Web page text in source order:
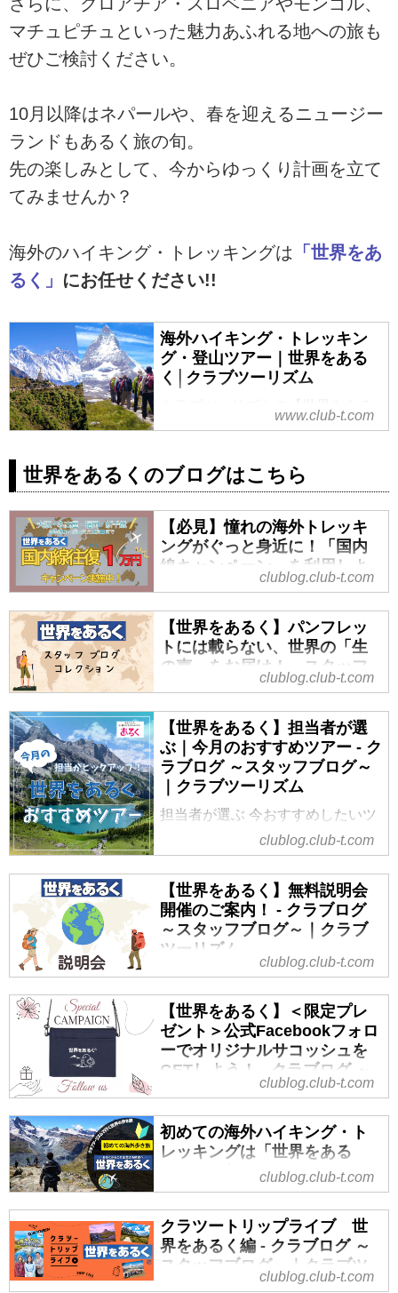
マチュピチュといった魅力あふれる地への旅も
ぜひご検討ください。
10月以降はネパールや、春を迎えるニュージー
ランドもあるく旅の旬。
先の楽しみとして、今からゆっくり計画を立て
てみませんか？
海外のハイキング・トレッキングは 「世界をあ
るく」 にお任せください!!
海外ハイキング・トレッキン
グ・登山ツアー｜世界をある
く│クラブツーリズム
の雄大な山々を一緒に歩いてみま
せんか？気軽なハイキングから、
山小屋泊まりの本格的トレッキン
グまで多数のプランをご用意して
おります
www.club-t.com
世界をあるくのブログはこちら
【必見】憧れの海外トレッキ
ングがぐっと身近に！「国内
線キャンペーン」を利用しよ
う！ - クラブログ ～スタッフ
「一生に一度は、自分の足でスイ
スの絶景を歩いてみたい」
「巡礼の道を辿って、スペインの
空気を感じたい」
そんな夢を抱きつつも、「でも、
うちは地方だから成田や羽田へ行
くまでの移動費も高くつくし、自
分で予約もしなくてはいけない
な…」と諦めていませんか？
実は今、クラブツーリズムの「世
界をあるく」では、首都圏以外に
お住まいの皆様にこそ知ってほし
いキャンペーンを実施中なんで
す！
海外ハイキング・トレッキング・
登山ツアー｜世界をあるく│クラブ
クラブツーリズムの【世界をある
く】海外ハイキン...
clublog.club-t.com
【世界をあるく】パンフレッ
トには載らない、世界の「生
の声」をお届け！～スタッフ
ブログ・コレクション～ - クラ
クラブツーリズム
いつもご覧いただきありがとうご
ざいます！“世界をあるく”担当の中
田です。
今回は「世界をあるく」スタッ
フ・添乗員が各地で出会った感動
を、一つの記事にまとめました。
肌で感じる現地の空気、心地よい
足音のリズム、そして目の前にド
ーンと広がる大迫力の絶景！
バスの車窓からでは見落としてし
まうような「世界の呼吸」を、私
たちは大切に届けていきたいと思
っています。
旅のリアルが詰まったこのページ
は、今後も続々と更新予定です。
ぜひブックマークして、最新のレ
ポートを楽しみにしていただける
と嬉しい限りです...
clublog.club-t.com
【世界をあるく】担当者が選
ぶ｜今月のおすすめツアー - ク
ラブログ ～スタッフブログ～
｜クラブツーリズム
担当者が選ぶ 今おすすめしたいツ
スタッフ
「いつか海外の山を歩いてみた
い」そんな憧れを持っている方も
多いのではないでしょうか。
海外トレッキングは、国内とは異
なるスケールの景色や文化、雄大
な自然を楽しめるのが魅力。
今すぐの参加だけでなく、数か月
先の計画として検討する方も多い
ため、今の時期から情報収集を始
めるのがおすすめです。
今回は、これからチェックしてお
きたい海外トレッキングや、海外
ならではの魅力をご紹介します。
今月のピックアップツアー
【海外ハイキング】「あるく」
clublog.club-t.com
【世界をあるく】無料説明会
開催のご案内！ - クラブログ
～スタッフブログ～｜クラブ
ツーリズム
こんにちは！世界をあるく担当の
吉田です。
今回は皆様に世界をあるくで定期
的に開催している説明会のご案内
をいたします！
世界をあるくの説明会ではどのよ
うなことを説明しているのか、雰
囲気を当ブログでお伝えできたら
と思います。
まずは、気軽にお越しください♪
【世界をあるく】説明会は下記画
tour.club-t.com
【世界をあるく】の特集ページは
こちらより！
海外ハイキング・トレッキング・
clublog.club-t.com
【世界をあるく】＜限定プレ
ゼント＞公式Facebookフォロ
ーでオリジナルサコッシュを
GETしよう！ - クラブログ ～
スタッフブログ～｜クラブツ
いつもご覧いただきありがとうご
ざいます！“世界をあるく”担当の中
き。」
世界中の道を一歩ずつ踏みしめて
旅をする、私たちの新しい仲間を
紹介させてください。
clublog.club-t.com
初めての海外ハイキング・ト
レッキングは「世界をある
く」にお任せください！ - クラ
ブログ ～スタッフブログ～｜
クラブツーリズム
今年は海外あるき旅に行こう！！
かつての制限も過去のものとな
り、2026年現在、世界の観光地は
clublog.club-t.com
クラツートリップライブ 世
界をあるく編 - クラブログ ～
スタッフブログ～｜クラブツ
clublog.club-t.com